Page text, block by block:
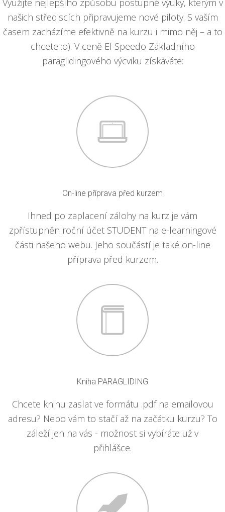
Využijte nejlepšího způsobu postupné výuky, kterým v
našich střediscích připravujeme nové piloty. S vaším
časem zacházíme efektivně na kurzu i mimo něj – a to
chcete :o). V ceně El Speedo Základního
paraglidingového výcviku získáváte:
On-line příprava před kurzem
Ihned po zaplacení zálohy na kurz je vám
zpřístupněn roční účet STUDENT na e-learningové
části našeho webu. Jeho součástí je také on-line
příprava před kurzem.
Kniha PARAGLIDING
Chcete knihu zaslat ve formátu .pdf na emailovou
adresu? Nebo vám to stačí až na začátku kurzu? To
záleží jen na vás - možnost si vybíráte už v
přihlášce.